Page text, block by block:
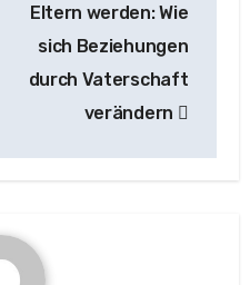
Eltern werden: Wie
sich Beziehungen
durch Vaterschaft
verändern